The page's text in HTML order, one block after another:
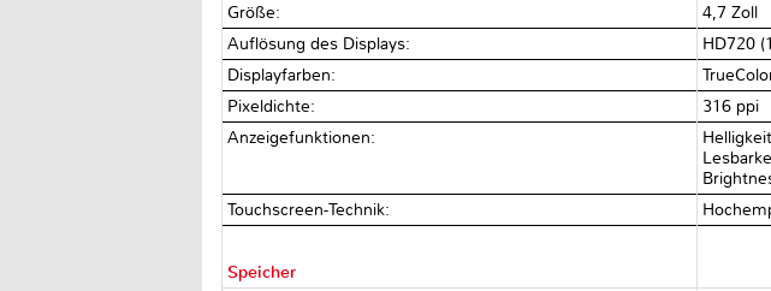
Größe:
4,7 Zoll
Auflösung des Displays:
HD720
Displayfarben:
Pixeldichte:
316 ppi
Anzeigefunktionen:
Touchscreen-Technik:
Speicher